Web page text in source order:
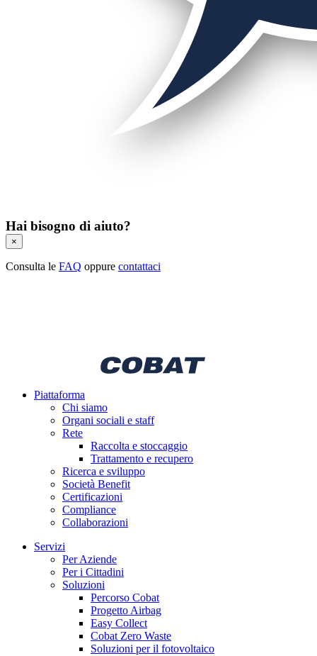
Hai bisogno di aiuto?
×
Consulta le FAQ oppure contattaci
Piattaforma
Chi siamo
Organi sociali e staff
Rete
Raccolta e stoccaggio
Trattamento e recupero
Ricerca e sviluppo
Società Benefit
Certificazioni
Compliance
Collaborazioni
Servizi
Per Aziende
Per i Cittadini
Soluzioni
Percorso Cobat
Progetto Airbag
Easy Collect
Cobat Zero Waste
Soluzioni per il fotovoltaico